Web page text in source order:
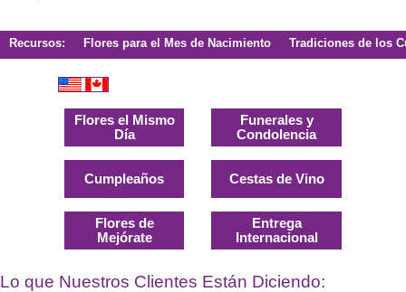
Recursos: Flores para el Mes de Nacimiento Tradiciones de los
Flores el Mismo
Día
Cumpleaños
Flores de
Mejórate
Funerales y
Condolencia
Cestas de Vino
Entrega
Internacional
Lo que Nuestros Clientes Están Diciendo: